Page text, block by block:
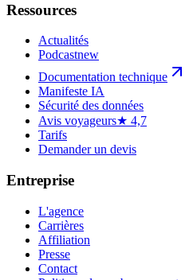
Ressources
Actualités
Podcastnew
Documentation technique
Manifeste IA
Sécurité des données
Avis voyageurs★ 4,7
Tarifs
Demander un devis
Entreprise
L'agence
Carrières
Affiliation
Presse
Contact